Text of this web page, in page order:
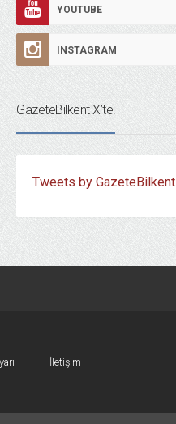
YOUTUBE
INSTAGRAM
GazeteBilkent X’te!
Tweets by GazeteBilkent
İletişim